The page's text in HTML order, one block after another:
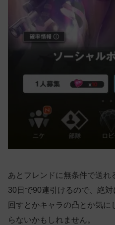
あとフレンドに無条件で送れ
30日で90連引けるので、絶
回すとかキャラの凸とか気
らないかもしれません。